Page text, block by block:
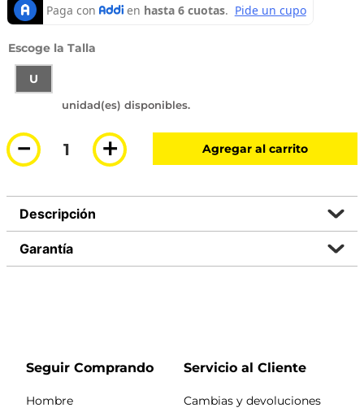
Talla
U
＋
－ Agregar al carrito
Descripción
Garantía
Seguir Comprando
Hombre
Servicio al Cliente
Cambias y devoluciones